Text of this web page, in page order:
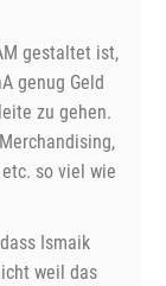
gestaltet ist,
genug Geld
zu gehen.
so viel wie
Ismaik
weil das